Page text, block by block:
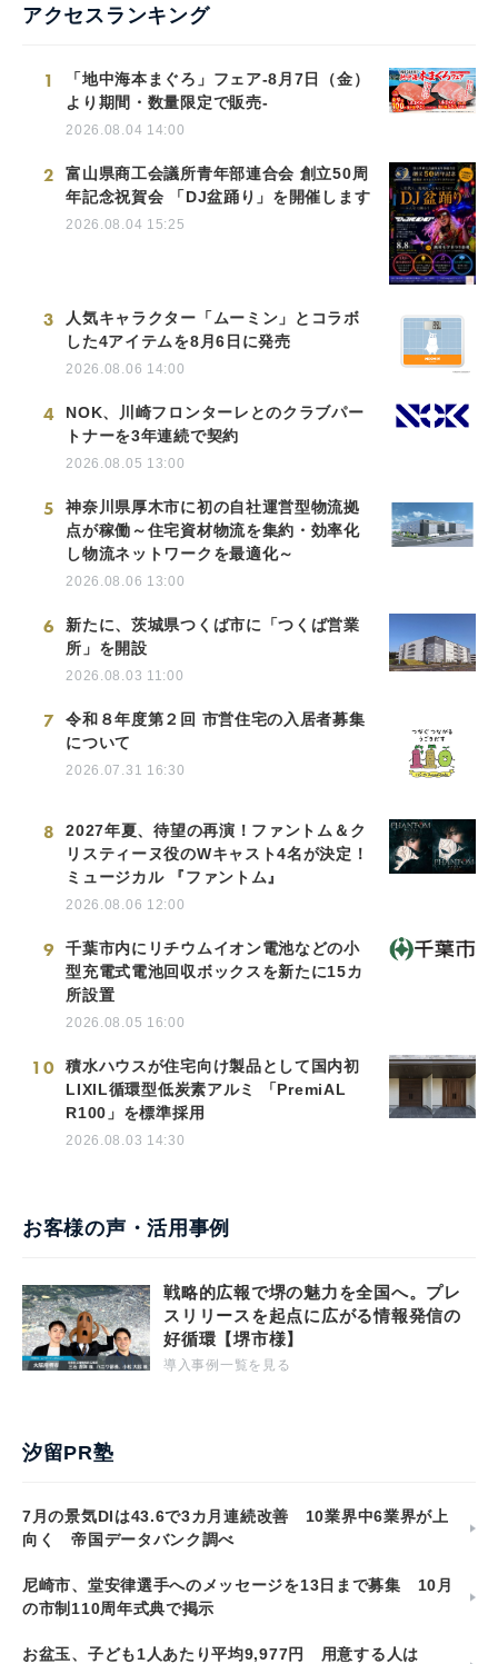
アクセスランキング
1
「地中海本まぐろ」フェア-8月7日（金）
より期間・数量限定で販売-
2026.08.04 14:00
2
富山県商工会議所青年部連合会 創立50周
年記念祝賀会 「DJ盆踊り」を開催します
2026.08.04 15:25
3
人気キャラクター「ムーミン」とコラボ
した4アイテムを8月6日に発売
2026.08.06 14:00
4
NOK、川崎フロンターレとのクラブパー
トナーを3年連続で契約
2026.08.05 13:00
5
神奈川県厚木市に初の自社運営型物流拠
点が稼働～住宅資材物流を集約・効率化
し物流ネットワークを最適化～
2026.08.06 13:00
6
新たに、茨城県つくば市に「つくば営業
所」を開設
2026.08.03 11:00
7
令和８年度第２回 市営住宅の入居者募集
について
2026.07.31 16:30
8
2027年夏、待望の再演！ファントム＆ク
リスティーヌ役のWキャスト4名が決定！
ミュージカル 『ファントム』
2026.08.06 12:00
9
千葉市内にリチウムイオン電池などの小
型充電式電池回収ボックスを新たに15カ
所設置
2026.08.05 16:00
10
積水ハウスが住宅向け製品として国内初
LIXIL循環型低炭素アルミ 「PremiAL
R100」を標準採用
2026.08.03 14:30
お客様の声・活用事例
戦略的広報で堺の魅力を全国へ。プレ
スリリースを起点に広がる情報発信の
好循環【堺市様】
導入事例一覧を見る
汐留PR塾
7月の景気DIは43.6で3カ月連続改善 10業界中6業界が上
向く 帝国データバンク調べ
尼崎市、堂安律選手へのメッセージを13日まで募集 10月
の市制110周年式典で掲示
お盆玉、子ども1人あたり平均9,977円 用意する人は